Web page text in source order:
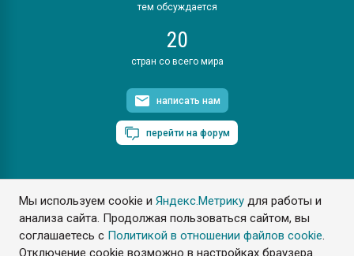
Мы используем cookie иЯндекс.Метрику для работы и
анализа сайта. Продолжая пользоваться сайтом, вы
соглашаетесь с Политикой в отношении файлов cookie.
Отключение cookie возможно в настройках браузера.
тем обсуждается
20
стран со всего мира
написать нам
перейти на форум
ПластЭксперт © 2006. Все права защищены
Разрешается копирование материалов сайта с обязательной
ссылкой на www.e-plastic.ru
Разработка сайта